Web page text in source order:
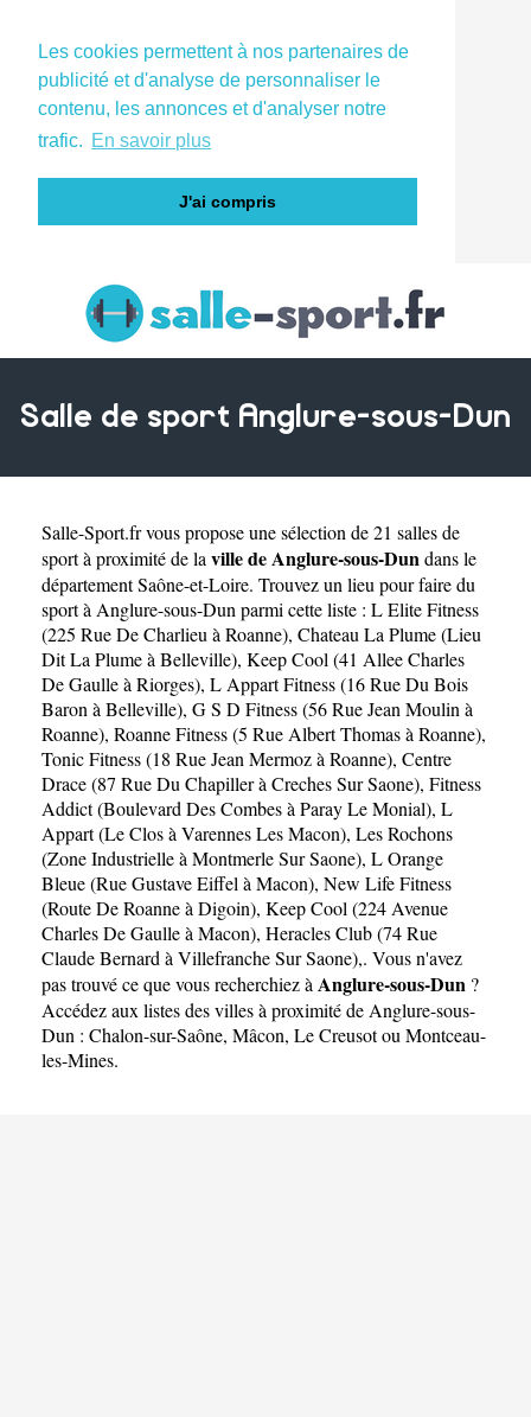
Les cookies permettent à nos partenaires de
publicité et d'analyse de personnaliser le
contenu, les annonces et d'analyser notre
trafic. En savoir plus
J'ai compris
Salle de sport Anglure-sous-Dun
Salle-Sport.frvous propose une sélection de 21 salles de
sport à proximité de la ville de Anglure-sous-Dundans le
départementSaône-et-Loire. Trouvez un lieu pour faire du
sport à Anglure-sous-Dun parmi cette liste : L Elite Fitness
(225 Rue De Charlieu à Roanne), Chateau La Plume (Lieu
Dit La Plume à Belleville), Keep Cool (41 Allee Charles
De Gaulle à Riorges), L Appart Fitness (16 Rue Du Bois
Baron à Belleville), G S D Fitness (56 Rue Jean Moulin à
Roanne), Roanne Fitness (5 Rue Albert Thomas à Roanne),
Tonic Fitness (18 Rue Jean Mermoz à Roanne), Centre
Drace (87 Rue Du Chapiller à Creches Sur Saone), Fitness
Addict (Boulevard Des Combes à Paray Le Monial), L
Appart (Le Clos à Varennes Les Macon), Les Rochons
(Zone Industrielle à Montmerle Sur Saone), L Orange
Bleue (Rue Gustave Eiffel à Macon), New Life Fitness
(Route De Roanne à Digoin), Keep Cool (224 Avenue
Charles De Gaulle à Macon), Heracles Club (74 Rue
Claude Bernard à Villefranche Sur Saone),. Vous n'avez
pas trouvé ce que vous recherchiez à Anglure-sous-Dun ?
Accédez aux listes des villes à proximité de Anglure-sous-
Dun : Chalon-sur-Saône, Mâcon, Le Creusotou Montceau-
les-Mines.